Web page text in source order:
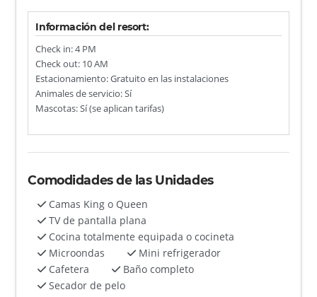
Información del resort:
Check in: 4 PM
Check out: 10 AM
Estacionamiento: Gratuito en las instalaciones
Animales de servicio: Sí
Mascotas: Sí (se aplican tarifas)
Comodidades de las Unidades
Camas King o Queen
TV de pantalla plana
Cocina totalmente equipada o cocineta
Microondas
Mini refrigerador
Cafetera
Baño completo
Secador de pelo